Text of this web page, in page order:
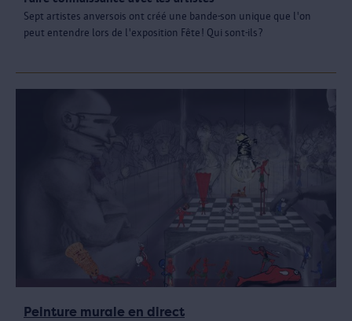
Sept artistes anversois ont créé une bande-son unique que l'on
peut entendre lors de l'exposition Fête! Qui sont-ils?
Peinture murale en direct